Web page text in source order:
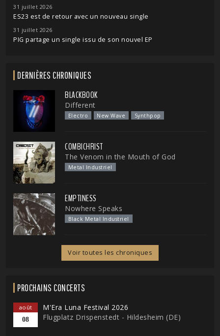
31 juillet 2026
ES23 est de retour avec un nouveau single
31 juillet 2026
PIG partage un single issu de son nouvel EP
DERNIÈRES CHRONIQUES
BLACKBOOK
Different
Electro New Wave Synthpop
COMBICHRIST
The Venom in the Mouth of God
Metal Industriel
EMPTINESS
Nowhere Speaks
Black Metal Industriel
Voir toutes les chroniques
PROCHAINS CONCERTS
août
08
M'Era Luna Festival 2026
Flugplatz Drispenstedt - Hildesheim (DE)